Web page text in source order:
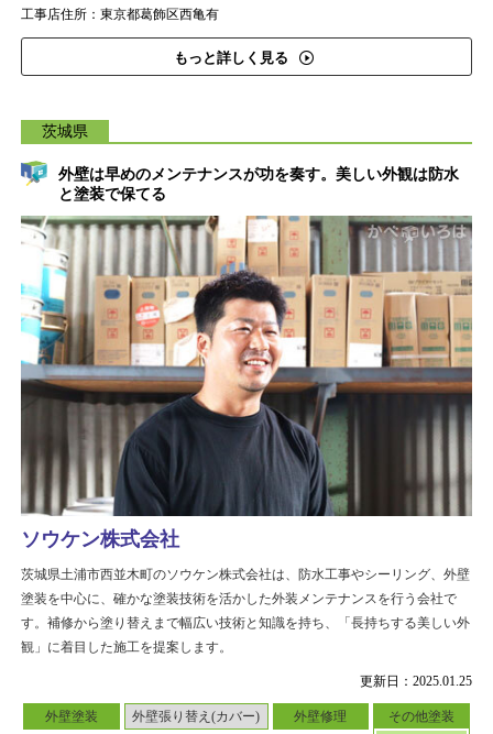
工事店住所：東京都葛飾区西亀有
もっと詳しく見る
茨城県
外壁は早めのメンテナンスが功を奏す。美しい外観は防水
と塗装で保てる
更新日：2025.01.25
外壁塗装 外壁張り替え(カバー) 外壁修理
その他塗装
ソウケン株式会社
茨城県土浦市西並木町のソウケン株式会社は、防水工事やシーリング、外壁
塗装を中心に、確かな塗装技術を活かした外装メンテナンスを行う会社で
す。補修から塗り替えまで幅広い技術と知識を持ち、「長持ちする美しい外
観」に着目した施工を提案します。